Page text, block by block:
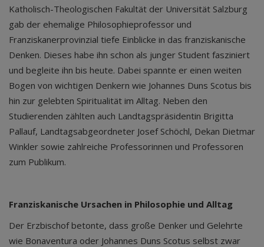
Katholisch-Theologischen Fakultät der Universität Salzburg
gab der ehemalige Philosophieprofessor und
Franziskanerprovinzial tiefe Einblicke in das franziskanische
Denken. Dieses habe ihn schon als junger Student fasziniert
und begleite ihn bis heute. Dabei spannte er einen weiten
Bogen von wichtigen Denkern wie Johannes Duns Scotus bis
hin zur gelebten Spiritualität im Alltag. Neben den
Studierenden zählten auch Landtagspräsidentin Brigitta
Pallauf, Landtagsabgeordneter Josef Schöchl, Dekan Dietmar
Winkler sowie zahlreiche Professorinnen und Professoren
zum Publikum.
Franziskanische Ursachen in Philosophie und Alltag
Der Erzbischof betonte, dass große Denker und Gelehrte
wie Bonaventura oder Johannes Duns Scotus selbst zwar